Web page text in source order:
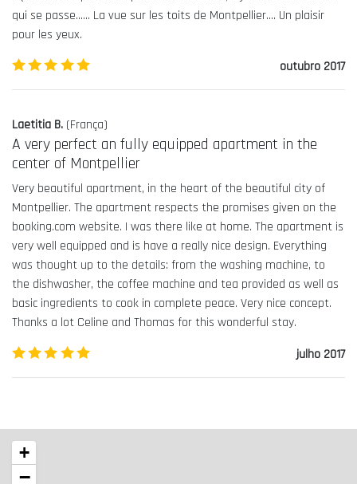
qui se passe...... La vue sur les toits de Montpellier.... Un plaisir
pour les yeux.
outubro 2017
Laetitia B. (França)
A very perfect an fully equipped apartment in the
center of Montpellier
Very beautiful apartment, in the heart of the beautiful city of
Montpellier. The apartment respects the promises given on the
booking.com website. I was there like at home. The apartment is
very well equipped and is have a really nice design. Everything
was thought up to the details: from the washing machine, to
the dishwasher, the coffee machine and tea provided as well as
basic ingredients to cook in complete peace. Very nice concept.
Thanks a lot Celine and Thomas for this wonderful stay.
julho 2017
+
−